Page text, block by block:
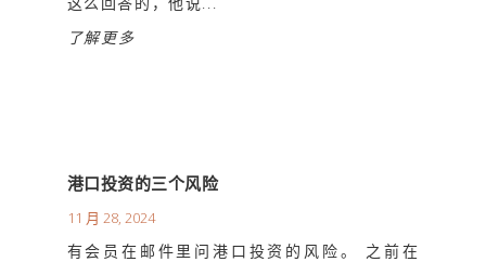
了解更多
港口投资的三个风险
11 月 28, 2024
有会员在邮件里问港口投资的风险。 之前在